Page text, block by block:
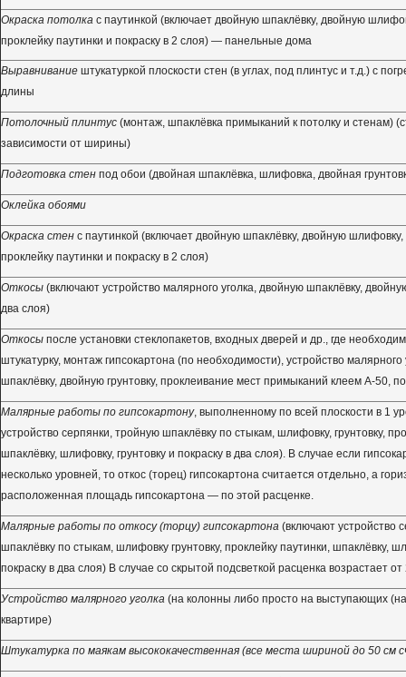
Окраска потолка с паутинкой (включает двойную шпаклёвку, двойную
проклейку паутинки и покраску в 2 слоя) — панельные дома
Выравнивание штукатуркой плоскости стен (в углах, под плинтус и т.д.) с
длины
Потолочный плинтус (монтаж, шпаклёвка примыканий к потолку и стенам)
зависимости от ширины)
Подготовка стен под обои (двойная шпаклёвка, шлифовка, двойная
Оклейка обоями
Окраска стен с паутинкой (включает двойную шпаклёвку, двойную шлифовку,
проклейку паутинки и покраску в 2 слоя)
Откосы (включают устройство малярного уголка, двойную шпаклёвку,
два слоя)
Откосы после установки стеклопакетов, входных дверей и др., где
штукатурку, монтаж гипсокартона (по необходимости), устройство малярного
шпаклёвку, двойную грунтовку, проклеивание мест примыканий клеем А-50,
Малярные работы по гипсокартону, выполненному по всей плоскости в 1
устройство серпянки, тройную шпаклёвку по стыкам, шлифовку, грунтовку,
шпаклёвку, шлифовку, грунтовку и покраску в два слоя). В случае если
несколько уровней, то откос (торец) гипсокартона считается отдельно, а
расположенная площадь гипсокартона — по этой расценке.
Малярные работы по откосу (торцу) гипсокартона (включают устройство
шпаклёвку по стыкам, шлифовку грунтовку, проклейку паутинки, шпаклёвку,
покраску в два слоя) В случае со скрытой подсветкой расценка возрастает
Устройство малярного уголка (на колонны либо просто на выступающих
квартире)
Штукатурка по маякам высококачественная (все места шириной до 50 см